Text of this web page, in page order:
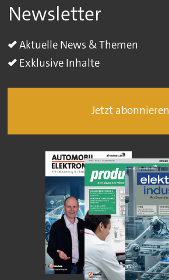
Newsletter
Aktuelle News & Themen
Exklusive Inhalte
Jetzt abonnieren